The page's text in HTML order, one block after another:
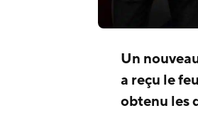
Un
a reçu le
obtenu les